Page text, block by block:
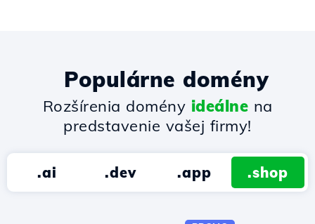
Populárne domény
Rozšírenia domény ideálne na
predstavenie vašej firmy!
.ai .dev .app .shop